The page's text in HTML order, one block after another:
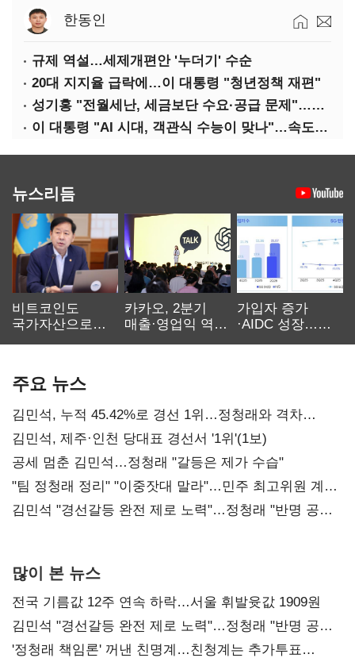
한동인
규제 역설…세제개편안 '누더기' 수순
20대 지지율 급락에…이 대통령 "청년정책 재편"
성기홍 "전월세난, 세금보단 수요·공급 문제"…닥공 시사
이 대통령 "AI 시대, 객관식 수능이 맞나"…속도전 '경계'
뉴스리듬
비트코인도
국가자산으로…'
카카오, 2분기
매출·영업익 역대
가입자 증가
·AIDC 성장…
주요 뉴스
김민석, 누적 45.42%로 경선 1위…정청래와 격차
0.86%p(2보)
김민석, 제주·인천 당대표 경선서 '1위'(1보)
공세 멈춘 김민석…정청래 "갈등은 제가 수습"
"팀 정청래 정리" "이중잣대 말라"…민주 최고위원 계파
다툼 격화
김민석 "경선갈등 완전 제로 노력"…정청래 "반명 공세
많이 본 뉴스
전국 기름값 12주 연속 하락…서울 휘발윳값 1909원
김민석 "경선갈등 완전 제로 노력"…정청래 "반명 공세
사과부터"
'정청래 책임론' 꺼낸 친명계…친청계는 추가투표